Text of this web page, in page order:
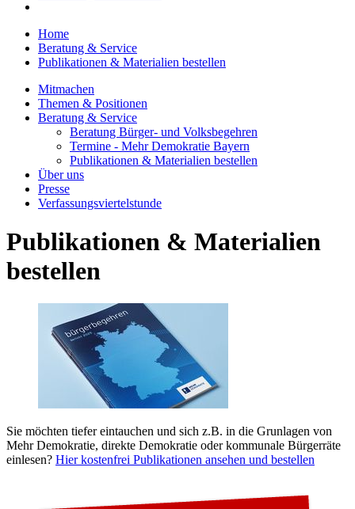
Home
Beratung & Service
Publikationen & Materialien bestellen
Mitmachen
Themen & Positionen
Beratung & Service
Beratung Bürger- und Volksbegehren
Termine - Mehr Demokratie Bayern
Publikationen & Materialien bestellen
Über uns
Presse
Verfassungsviertelstunde
Publikationen & Materialien
bestellen
Sie möchten tiefer eintauchen und sich z.B. in die Grunlagen von
Mehr Demokratie, direkte Demokratie oder kommunale Bürgerräte
einlesen? Hier kostenfrei Publikationen ansehen und bestellen